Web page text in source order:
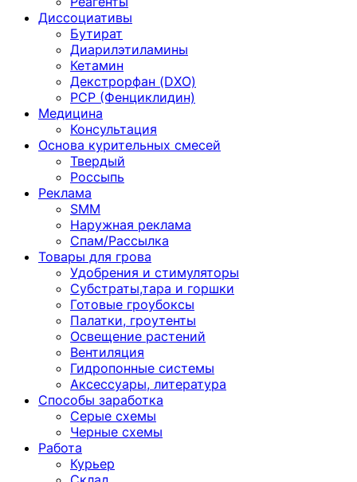
Диссоциативы
Бутират
Диарилэтиламины
Кетамин
Декстрорфан (DXO)
PCP (Фенциклидин)
Медицина
Консультация
Основа курительных смесей
Твердый
Россыпь
Реклама
SMM
Наружная реклама
Спам/Рассылка
Товары для грова
Удобрения и стимуляторы
Субстраты,тара и горшки
Готовые гроубоксы
Палатки, гроутенты
Освещение растений
Вентиляция
Гидропонные системы
Аксессуары, литература
Способы заработка
Серые схемы
Черные схемы
Работа
Курьер